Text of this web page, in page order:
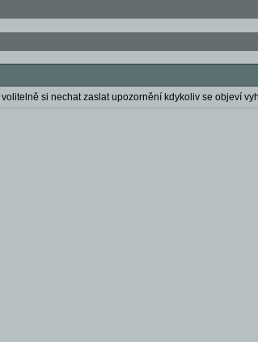
si nechat zaslat upozornění kdykoliv se objeví